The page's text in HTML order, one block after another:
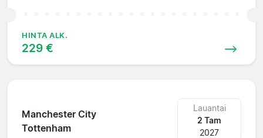
HINTA ALK.
229 €
Manchester City
Tottenham
Lauantai
2 Tam
2027